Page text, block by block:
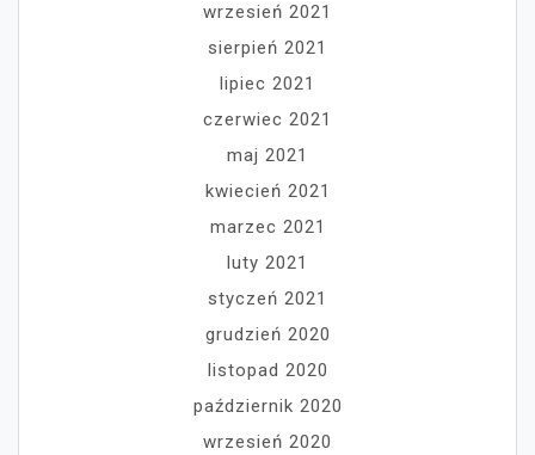
wrzesień 2021
sierpień 2021
lipiec 2021
czerwiec 2021
maj 2021
kwiecień 2021
marzec 2021
luty 2021
styczeń 2021
grudzień 2020
listopad 2020
październik 2020
wrzesień 2020